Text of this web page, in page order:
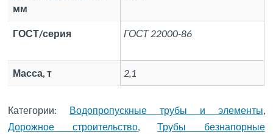
мм
ГОСТ/серия ГОСТ 22000-86
Масса, т 2,1
Категории: Водопропускные трубы и элементы
Дорожное строительство,Трубы безнапорные